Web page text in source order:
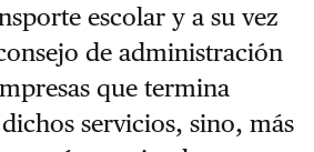
escolar y a su vez
de administración
que termina
servicios, sino, más